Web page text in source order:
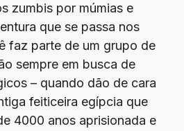
zumbis por múmias e
que se passa nos
faz parte de um grupo de
sempre em busca de
– quando dão de cara
feiticeira egípcia que
4000 anos aprisionada e